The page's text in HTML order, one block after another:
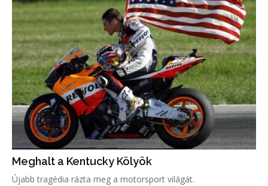
Meghalt a Kentucky Kölyök
Újabb tragédia rázta meg a motorsport világát.